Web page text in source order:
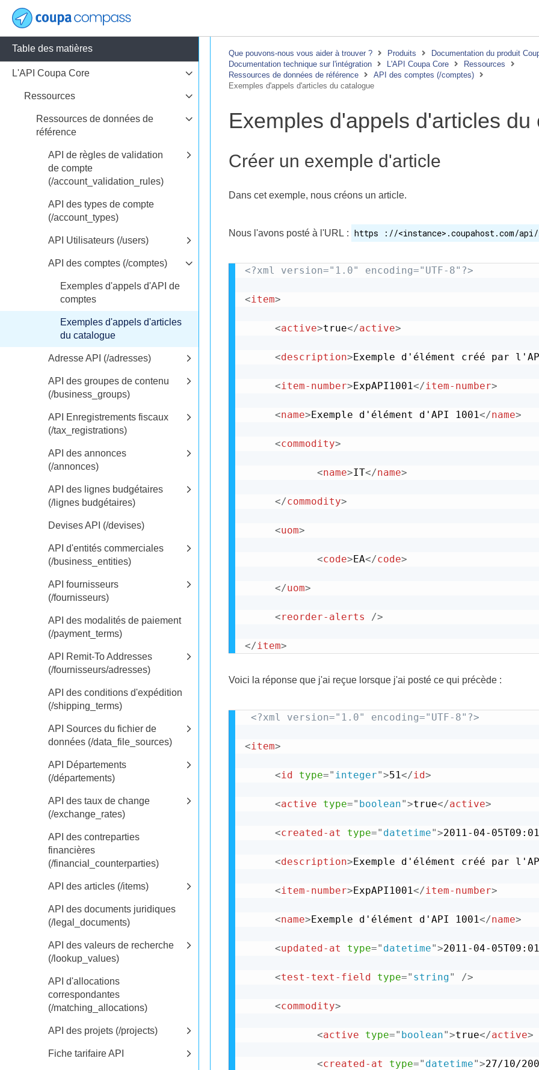
Que pouvons-nous vous aider à trouver ? Produits
Documentation du produit
Documentation technique sur l'intégration
L'API Coupa Core
Ressources
Ressources de données de référence
API des comptes (/comptes)
Exemples d'appels d'articles du catalogue
Exemples d'appels d'articles du
Créer un exemple d'article
Dans cet exemple, nous créons un article.
Nous l'avons posté à l'URL : https ://<instance>.coupahost.com/
<?xml version="1.0" encoding="UTF-8"?>
<item>
<active>true</active>
<description>Exemple d'élément créé par
<item-number>ExpAPI1001</item-number>
<name>Exemple d'élément d'API 1001</name>
<commodity>
<name>IT</name>
</commodity>
<uom>
<code>EA</code>
</uom>
<reorder-alerts />
</item>
Voici la réponse que j'ai reçue lorsque j'ai posté ce qui précède :
<?xml version="1.0" encoding="UTF-8"?>
<item>
<id type=" integer">51</id>
<active type=" boolean">true</active>
<created-at type=" datetime">2011-04-
<description>Exemple d'élément créé par
<item-number>ExpAPI1001</item-number>
<name>Exemple d'élément d'API 1001</name>
<updated-at type=" datetime">2011-04-
<test-text-field type=" string" />
<commodity>
<active type=" boolean">true</active>
<created-at type=" datetime">27/10/
Table des matières
L'API Coupa Core
Ressources
Ressources de données de
référence
API de règles de validation
de compte
(/account_validation_rules)
API des types de compte
(/account_types)
API Utilisateurs (/users)
API des comptes (/comptes)
Exemples d'appels d'API de
comptes
Exemples d'appels d'articles
du catalogue
Adresse API (/adresses)
API des groupes de contenu
(/business_groups)
API Enregistrements fiscaux
(/tax_registrations)
API des annonces
(/annonces)
API des lignes budgétaires
(/lignes budgétaires)
Devises API (/devises)
API d'entités commerciales
(/business_entities)
API fournisseurs
(/fournisseurs)
API des modalités de paiement
(/payment_terms)
API Remit-To Addresses
(/fournisseurs/adresses)
API des conditions d'expédition
(/shipping_terms)
API Sources du fichier de
données (/data_file_sources)
API Départements
(/départements)
API des taux de change
(/exchange_rates)
API des contreparties
financières
(/financial_counterparties)
API des articles (/items)
API des documents juridiques
(/legal_documents)
API des valeurs de recherche
(/lookup_values)
API d'allocations
correspondantes
(/matching_allocations)
API des projets (/projects)
Fiche tarifaire API